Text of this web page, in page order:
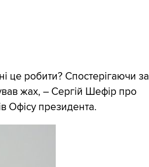
це робити? Спостерігаючи за
жах, – Сергій Шефір про
Офісу президента.